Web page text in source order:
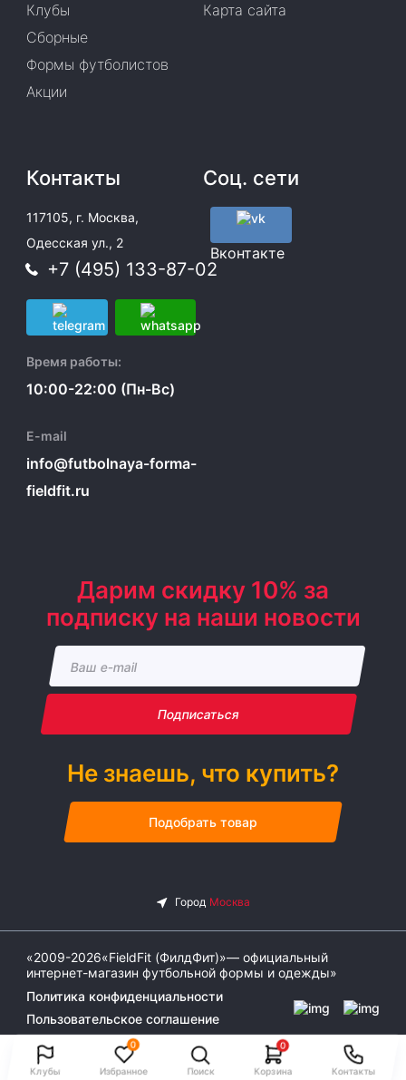
Клубы
0
Избранное Поиск
0
Корзина Контакты
Клубы
Сборные
Формы футболистов
Акции
Карта сайта
Контакты
117105, г. Москва,
Одесская ул., 2
+7 (495) 133-87-02
Время работы:
10:00-22:00 (Пн-Вс)
E-mail
info@futbolnaya-forma-
fieldfit.ru
Соц. сети
Вконтакте
Дарим скидку 10% за
подписку на наши новости
Подписаться
Не знаешь, что купить?
Подобрать товар
«2009-2026«FieldFit (ФилдФит)»— официальный
интернет-магазин футбольной формы и одежды»
Политика конфиденциальности
Пользовательское соглашение